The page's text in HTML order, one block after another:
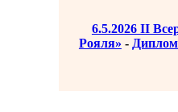
6.5.2026 II
Рояля» -